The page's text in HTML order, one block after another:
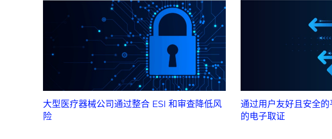
大型医疗器械公司通过整合 ESI 和审查降低风
险
通过用户友好且安全
的电子取证